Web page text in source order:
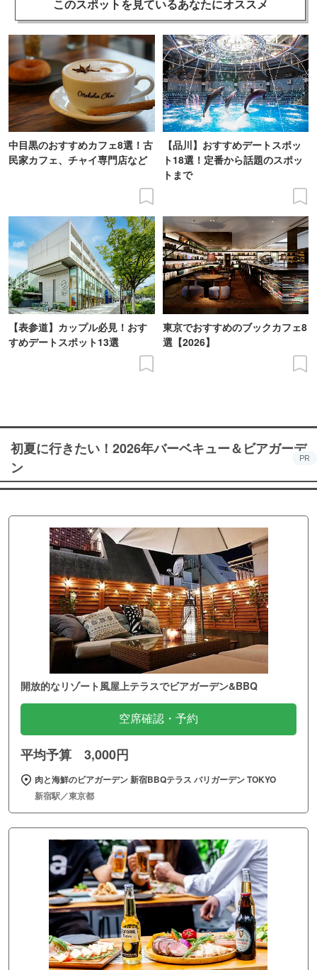
このスポットを見ているあなたにオススメ
中目黒のおすすめカフェ8選！古
民家カフェ、チャイ専門店など
【品川】おすすめデートスポッ
ト18選！定番から話題のスポッ
トまで
【表参道】カップル必見！おす
すめデートスポット13選
東京でおすすめのブックカフェ8
選【2026】
初夏に行きたい！2026年バーベキュー＆ビアガーデ
ン
PR
開放的なリゾート風屋上テラスでビアガーデン&BBQ
空席確認・予約
平均予算 3,000円
肉と海鮮のビアガーデン 新宿BBQテラス バリガーデン TOKYO
新宿駅／東京都